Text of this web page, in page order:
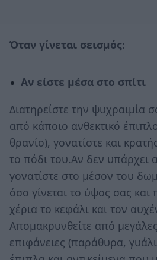
Όταν γίνεται σεισμός:
Αν είστε μέσα στο σπίτι
Διατηρείστε την ψυχραιμία
από κάποιο ανθεκτικό
θρανίο), γονατίστε και
το πόδι του.Αν δεν υπάρχει
γονατίστε στο μέσον του
όσο γίνεται το ύψος σας και
χέρια το κεφάλι και τον
Απομακρυνθείτε από
επιφάνειες (παράθυρα,